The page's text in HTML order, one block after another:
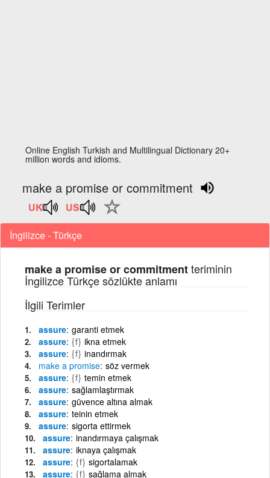
Online English Turkish and Multilingual Dictionary 20+
million words and idioms.
make a promise or commitment
İngilizce - Türkçe
make a promise or commitmentteriminin
İngilizce Türkçe sözlükte anlamı
İlgili Terimler
assure garanti etmek
assure {f} ikna etmek
assure {f} inandırmak
make a promise söz vermek
assure {f} temin etmek
assure sağlamlaştırmak
assure güvence altına almak
assure teinin etmek
assure sigorta ettirmek
assure inandırmaya çalışmak
assure iknaya çalışmak
assure {f} sigortalamak
assure {f} sağlama almak